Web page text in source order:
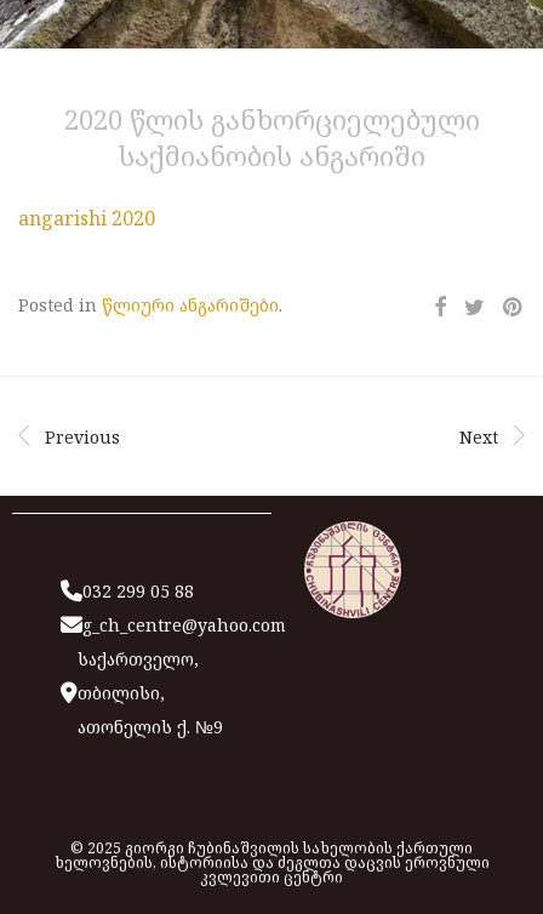
2020 წლის განხორციელებული
საქმიანობის ანგარიში
angarishi 2020
Posted in წლიური ანგარიშები.
Previous Next
032 299 05 88
g_ch_centre@yahoo.com
საქართველო,
თბილისი,
ათონელის ქ. №9
© 2025 გიორგი ჩუბინაშვილის სახელობის ქართული
ხელოვნების, ისტორიისა და ძეგლთა დაცვის ეროვნული
კვლევითი ცენტრი